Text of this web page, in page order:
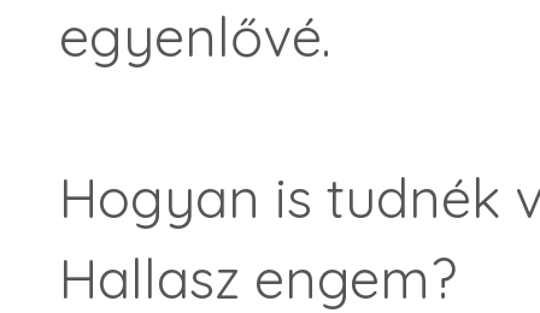
egyenlővé.
Hogyan is tudnék
Hallasz engem?